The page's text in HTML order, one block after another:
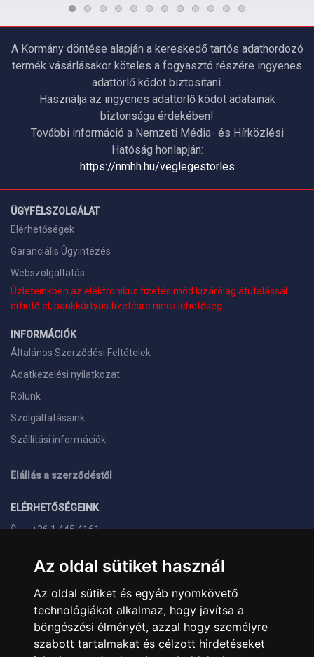
Az oldal sütiket használ
Az oldal sütiket és egyéb nyomkövető
technológiákat alkalmaz, hogy javítsa a
böngészési élményét, azzal hogy személyre
szabott tartalmakat és célzott hirdetéseket
A Kormány döntése alapján a kereskedő tartós adathordozó
termék vásárlásakor köteles a fogyasztó részére ingyenes
adattörlő kódot biztosítani.
Használja az ingyenes adattörlő kódot adatainak
biztonsága érdekében!
További információ a Nemzeti Média- és Hírközlési
Hatóság honlapján:
https://nmhh.hu/veglegestorles
ÜGYFÉLSZOLGÁLAT
Elérhetőségek
Garanciális Ügyintézés
Webszolgáltatás
Üzleteinkben az elektronikus fizetés mód kizárólag átutalással
érhető el, bankkártyás fizetésre nincs lehetőség.
INFORMÁCIÓK
Általános Szerződési Feltételek
Adatkezelési nyilatkozat
Rólunk
Szolgáltatásaink
Szállítási információk
Elállás a szerződéstől
ELÉRHETŐSÉGEINK
+36 1 445 4161
info@landcomputer.hu
1148 Budapest, Nagy Lajos király útja 24.
Nyitvatartás és kapcsolat
PARTNEREINK